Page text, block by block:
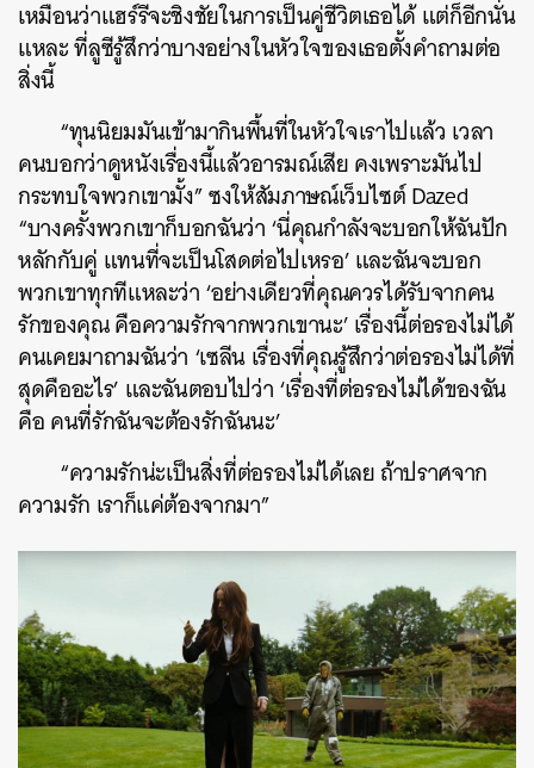
เหมือนว่าแฮร์รีจะชิงชัยในการเป็นคู่ชีวิตเธอได้ แต่ก็อีกนั่น
แหละ ที่ลูซีรู้สึกว่าบางอย่างในหัวใจของเธอตั้งคำถามต่อ
สิ่งนี้
“ทุนนิยมมันเข้ามากินพื้นที่ในหัวใจเราไปแล้ว เวลา
คนบอกว่าดูหนังเรื่องนี้แล้วอารมณ์เสีย คงเพราะมันไป
กระทบใจพวกเขามั้ง” ซงให้สัมภาษณ์เว็บไซต์ Dazed
“บางครั้งพวกเขาก็บอกฉันว่า ‘นี่คุณกำลังจะบอกให้ฉันปัก
หลักกับคู่ แทนที่จะเป็นโสดต่อไปเหรอ’ และฉันจะบอก
พวกเขาทุกทีแหละว่า ‘อย่างเดียวที่คุณควรได้รับจากคน
รักของคุณ คือความรักจากพวกเขานะ’ เรื่องนี้ต่อรองไม่ได้
คนเคยมาถามฉันว่า ‘เซลีน เรื่องที่คุณรู้สึกว่าต่อรองไม่ได้ที่
สุดคืออะไร’ และฉันตอบไปว่า ‘เรื่องที่ต่อรองไม่ได้ของฉัน
คือ คนที่รักฉันจะต้องรักฉันนะ’
“ความรักน่ะเป็นสิ่งที่ต่อรองไม่ได้เลย ถ้าปราศจาก
ความรัก เราก็แค่ต้องจากมา”